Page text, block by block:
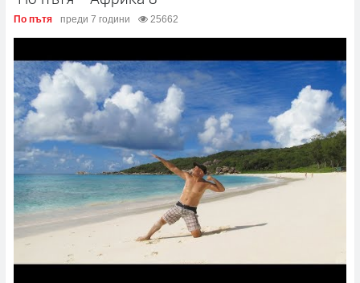
По пътя преди 7 години 25662